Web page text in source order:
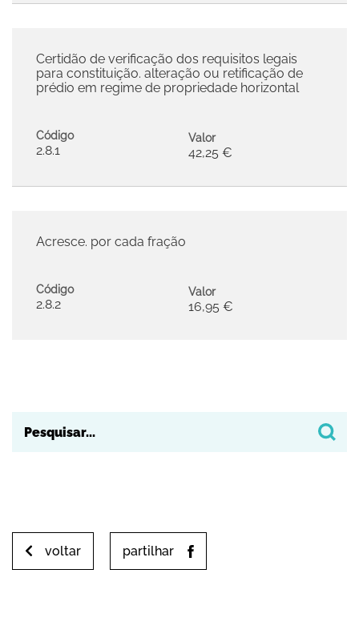
Código
2.8.1
Certidão de verificação dos requisitos legais
para constituição. alteração ou retificação de
prédio em regime de propriedade horizontal
Valor
42,25 €
Código
2.8.2
Acresce. por cada fração
Valor
16,95 €
voltar partilhar